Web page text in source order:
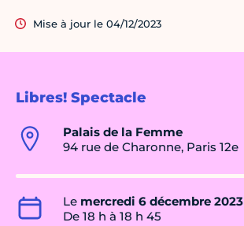
Libres! Spectacle
Palais de la Femme
94 rue de Charonne, Paris 12e
Le mercredi 6 décembre 2023
De 18 h à 18 h 45
Mise à jour le 04/12/2023